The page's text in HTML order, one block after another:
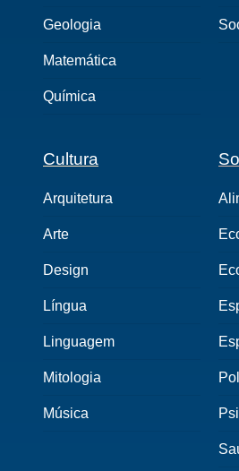
Geologia
Matemática
Química
Cultura
Arquitetura
Arte
Design
Língua
Linguagem
Mitologia
Música